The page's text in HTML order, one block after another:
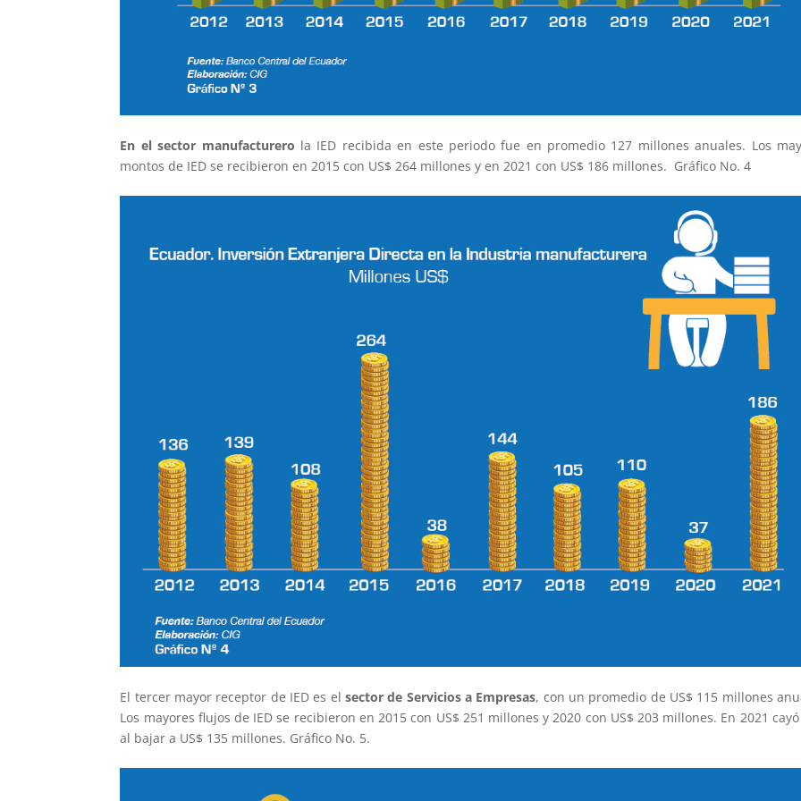
En el sector manufacturero la IED recibida en este periodo fue en promedio 127 millones anuales. Los
montos de IED se recibieron en 2015 con US$ 264 millones y en 2021 con US$ 186 millones. Gráfico No. 4
El tercer mayor receptor de IED es elsector de Servicios a Empresas, con un promedio de US$ 115 millones
Los mayores flujos de IED se recibieron en 2015 con US$ 251 millones y 2020 con US$ 203 millones. En 2021 cayó
al bajar a US$ 135 millones. Gráfico No. 5.